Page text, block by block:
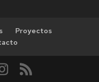
Proyectos